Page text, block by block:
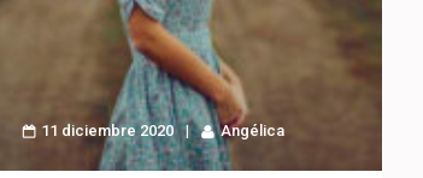
11 diciembre 2020 Angélica